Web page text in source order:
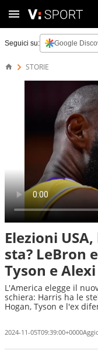
Seguici su: Google
STORIE
Elezioni
sta? LeBron
Tyson e
L'America elegge il
schiera: Harris ha le
Hogan, Tyson e l'ex
2024-11-05T09:39:00+0000